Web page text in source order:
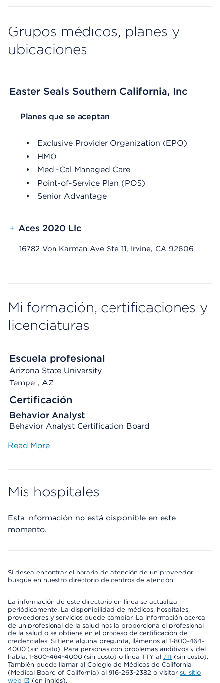
Grupos médicos, planes y
ubicaciones
Easter Seals Southern California, Inc
List Header Planes que se aceptan
Planes que se aceptan
Exclusive Provider Organization (EPO)
HMO
Medi-Cal Managed Care
Point-of-Service Plan (POS)
Senior Advantage
+ Aces 2020 Llc
16782 Von Karman Ave Ste 11, Irvine, CA 92606
Mi formación, certificaciones y
licenciaturas
Escuela profesional
Arizona State University
Tempe , AZ
Certificación
Behavior Analyst
Behavior Analyst Certification Board
Read More
Mis hospitales
Esta información no está disponible en este
momento.
Si desea encontrar el horario de atención de un proveedor,
busque en nuestro directorio de centros de atención.
La información de este directorio en línea se actualiza
periódicamente. La disponibilidad de médicos, hospitales,
proveedores y servicios puede cambiar. La información acerca
de un profesional de la salud nos la proporciona el profesional
de la salud o se obtiene en el proceso de certificación de
credenciales. Si tiene alguna pregunta, llámenos al 1-800-464-
4000 (sin costo). Para personas con problemas auditivos y del
habla: 1-800-464-4000 (sin costo) o línea TTY al 711 (sin costo).
También puede llamar al Colegio de Médicos de California
(Medical Board of California) al 916-263-2382 o visitar su sitio
web
(en inglés).